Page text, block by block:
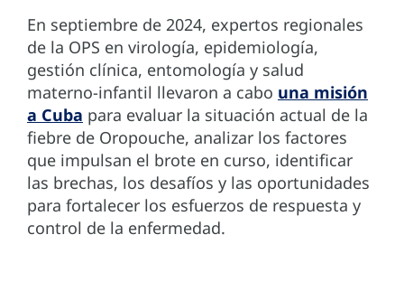
En septiembre de 2024, expertos regionales
de la OPS en virología, epidemiología,
gestión clínica, entomología y salud
materno-infantil llevaron a cabo una misión
a Cuba para evaluar la situación actual de la
fiebre de Oropouche, analizar los factores
que impulsan el brote en curso, identificar
las brechas, los desafíos y las oportunidades
para fortalecer los esfuerzos de respuesta y
control de la enfermedad.